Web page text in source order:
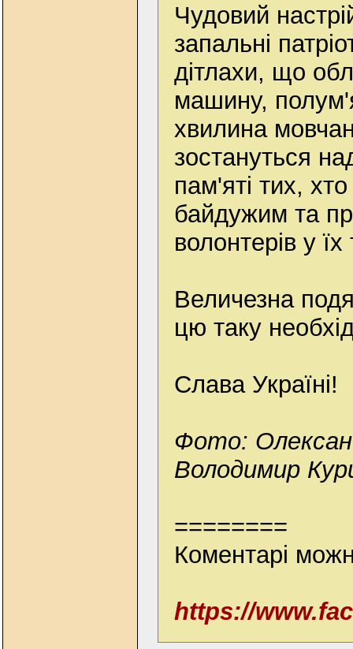
Чудовий
запальні
дітлахи, що
машину,
хвилина
зостануться
пам'яті тих,
байдужим та
волонтерів у їх
Величезна
цю таку
Слава Україні!
Фото:
Володимир
========
Коментарі
https://